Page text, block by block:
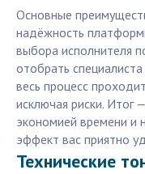
Основные
надёжность
выбора исполнителя
отобрать
весь процесс
исключая риски. Итог
экономией времени и
эффект вас приятно
Технические